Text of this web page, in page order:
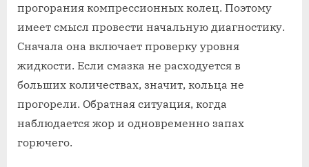
прогорания компрессионных колец. Поэтому
имеет смысл провести начальную диагностику.
Сначала она включает проверку уровня
жидкости. Если смазка не расходуется в
больших количествах, значит, кольца не
прогорели. Обратная ситуация, когда
наблюдается жор и одновременно запах
горючего.